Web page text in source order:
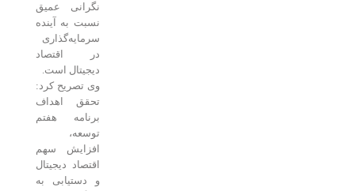
نگرانی عمیق
نسبت به آینده
سرمایه‌گذاری
در اقتصاد
دیجیتال است.
وی تصریح کرد:
تحقق اهداف
برنامه هفتم
افزایش سهم
اقتصاد دیجیتال
و دستیابی به